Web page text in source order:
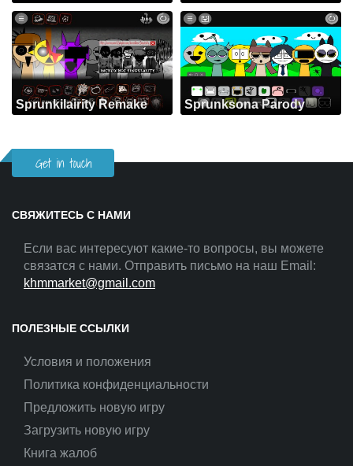
Sprunkilairity Remake Sprunksona Parody
Get in touch
СВЯЖИТЕСЬ С НАМИ
Если вас интересуют какие-то вопросы, вы можете
связатся с нами. Отправить письмо на наш Email:
khmmarket@gmail.com
ПОЛЕЗНЫЕ ССЫЛКИ
Условия и положения
Политика конфиденциальности
Предложить новую игру
Загрузить новую игру
Книга жалоб